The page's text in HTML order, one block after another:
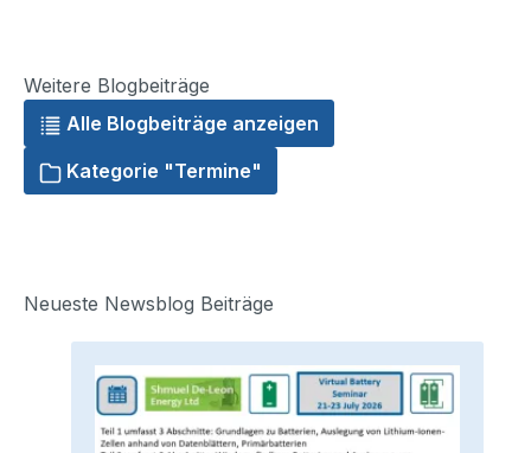
Weitere Blogbeiträge
Alle Blogbeiträge anzeigen
Kategorie "Termine"
Neueste Newsblog Beiträge